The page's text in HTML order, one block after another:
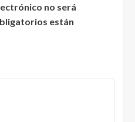
no será
están